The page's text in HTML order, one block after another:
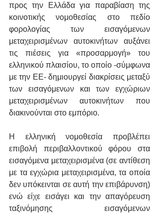
προς την Ελλάδα για παραβίαση της
κοινοτικής νομοθεσίας στο πεδίο
φορολογίας των εισαγόμενων
μεταχειρισμένων αυτοκινήτων αυξάνει
τις πιέσεις για «προσαρμογή» του
ελληνικού πλαισίου, το οποίο -σύμφωνα
με την ΕΕ- δημιουργεί διακρίσεις μεταξύ
των εισαγόμενων και των εγχώριων
μεταχειρισμένων αυτοκινήτων που
διακινούνται στο εμπόριο.
Η ελληνική νομοθεσία προβλέπει
επιβολή περιβαλλοντικού φόρου στα
εισαγόμενα μεταχειρισμένα (σε αντίθεση
με τα εγχώρια μεταχειρισμένα, τα οποία
δεν υπόκεινται σε αυτή την επιβάρυνση)
ενώ είχε εισάγει και την απαγόρευση
ταξινόμησης εισαγόμενων